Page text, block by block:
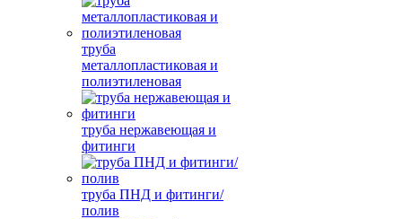
труба
металлопластиковая и
полиэтиленовая
труба нержавеющая и
фитинги
труба ПНД и фитинги/
полив